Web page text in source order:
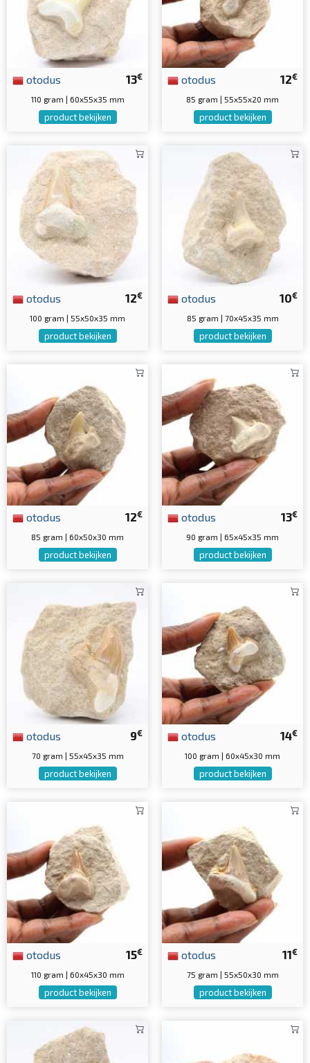
13€
otodus
110 gram | 60x55x35 mm
product bekijken
12€
otodus
85 gram | 55x55x20 mm
product bekijken
12€
otodus
100 gram | 55x50x35 mm
product bekijken
10€
otodus
85 gram | 70x45x35 mm
product bekijken
12€
otodus
85 gram | 60x50x30 mm
product bekijken
13€
otodus
90 gram | 65x45x35 mm
product bekijken
9€
otodus
70 gram | 55x45x35 mm
product bekijken
14€
otodus
100 gram | 60x45x30 mm
product bekijken
15€
otodus
110 gram | 60x45x30 mm
product bekijken
11€
otodus
75 gram | 55x50x30 mm
product bekijken